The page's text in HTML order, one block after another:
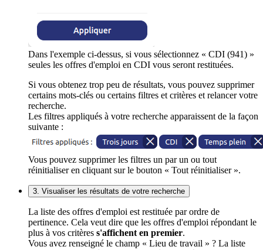
Dans l'exemple ci-dessus, si vous sélectionnez « CDI (941) »
seules les offres d'emploi en CDI vous seront restituées.
Si vous obtenez trop peu de résultats, vous pouvez supprimer
certains mots-clés ou certains filtres et critères et relancer votre
recherche.
Les filtres appliqués à votre recherche apparaissent de la façon
suivante :
Vous pouvez supprimer les filtres un par un ou tout
réinitialiser en cliquant sur le bouton « Tout réinitialiser ».
3. Visualiser les résultats de votre recherche
La liste des offres d'emploi est restituée par ordre de
pertinence. Cela veut dire que les offres d'emploi répondant le
plus à vos critères s'affichent en premier.
Vous avez renseigné le champ « Lieu de travail » ? La liste